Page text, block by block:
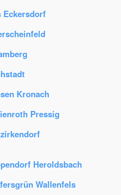
Eckersdorf
Kronach
Pressig
Heroldsbach
Wallenfels